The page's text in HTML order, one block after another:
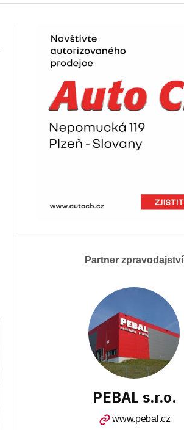
Partner zpravodajství
PEBAL s.r.o.
www.pebal.cz